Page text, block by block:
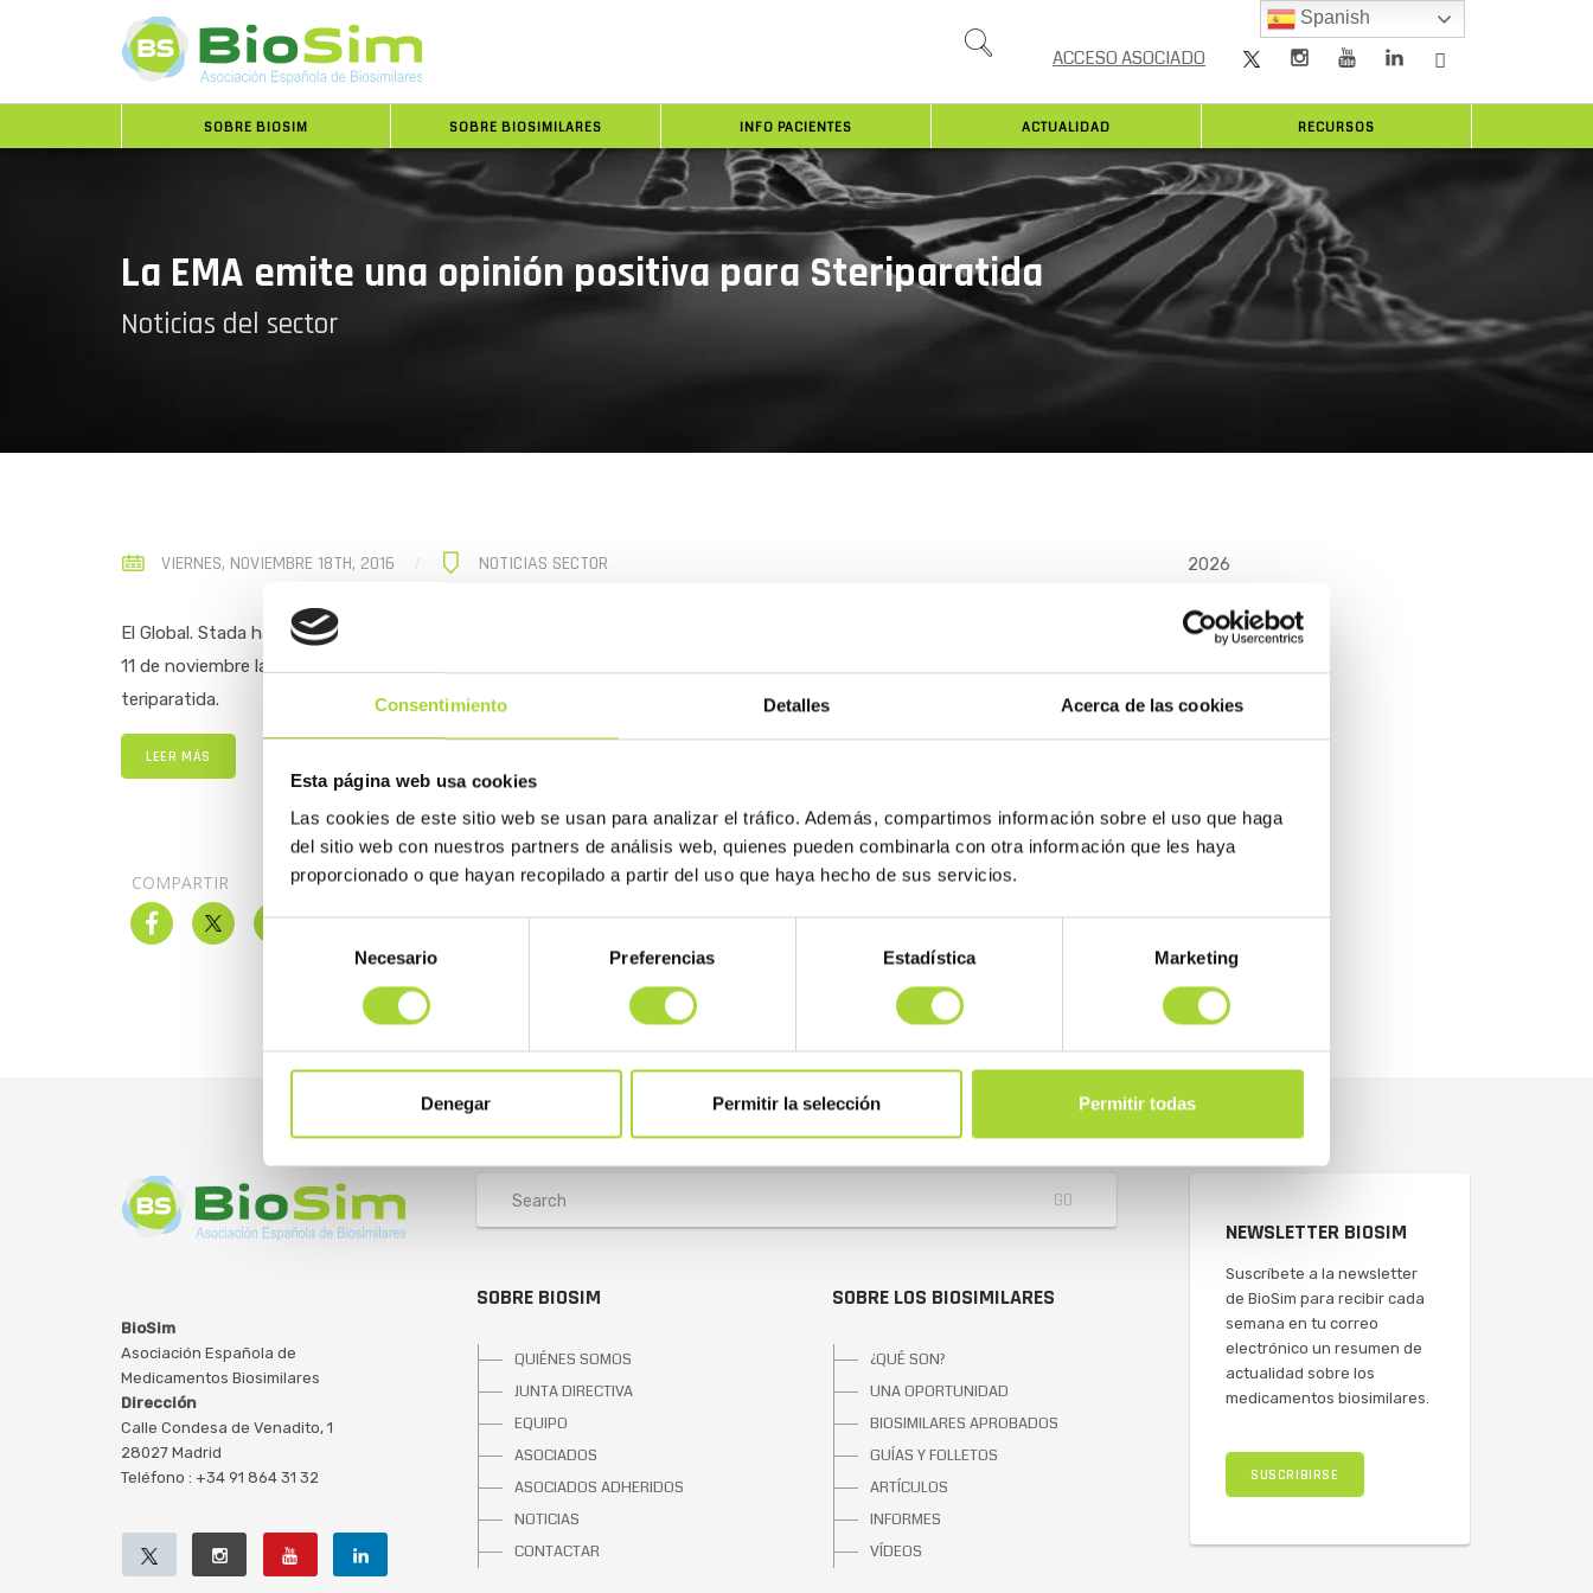
Consentimiento Detalles Acerca de las cookies
Esta página web usa cookies
Las cookies de este sitio web se usan para analizar el tráfico. Además, compartimos información sobre el uso que haga
del sitio web con nuestros partners de análisis web, quienes pueden combinarla con otra información que les haya
proporcionado o que hayan recopilado a partir del uso que haya hecho de sus servicios.
consentimiento
Necesario Preferencias Estadística Marketing
Denegar Permitir la selección Permitir todas
SOBRE BIOSIM SOBRE BIOSIMILARES INFO PACIENTES ACTUALIDAD RECURSOS
ACCESO ASOCIADO
La EMA emite una opinión positiva para Steriparatida
Noticias del sector
VIERNES, NOVIEMBRE 18TH, 2016 NOTICIAS SECTOR
El Global. Stada ha anunciado que como estaba previsto y dentro del ámbito actual de la Unión Europea, recibió el pasado
11 de noviembre la opinión positiva de la Agencia Europea de Medicamentos (EMA) para su medicamento biosimilar de
teriparatida.
LEER MÁS
COMPARTIR
2026
BioSim
Asociación Española de
Medicamentos Biosimilares
Dirección
Calle Condesa de Venadito, 1
28027 Madrid
Teléfono : +34 91 864 31 32
SOBRE BIOSIM
QUIÉNES SOMOS
JUNTA DIRECTIVA
EQUIPO
ASOCIADOS
ASOCIADOS ADHERIDOS
NOTICIAS
CONTACTAR
SOBRE LOS BIOSIMILARES
¿QUÉ SON?
UNA OPORTUNIDAD
BIOSIMILARES APROBADOS
GUÍAS Y FOLLETOS
ARTÍCULOS
INFORMES
VÍDEOS
NEWSLETTER BIOSIM
Suscríbete a la newsletter
de BioSim para recibir cada
semana en tu correo
electrónico un resumen de
actualidad sobre los
medicamentos biosimilares.
SUSCRIBIRSE
Spanish